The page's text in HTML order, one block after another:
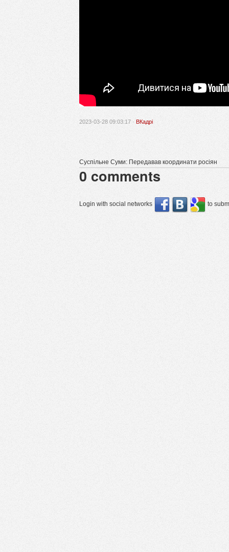
2023-03-28 09:03:17 · ВКадрі
Суспільне Суми: Передавав координати росіян
0 comments
Login with social networks to